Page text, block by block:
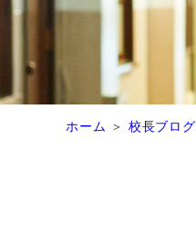
ホーム 校長ブログ